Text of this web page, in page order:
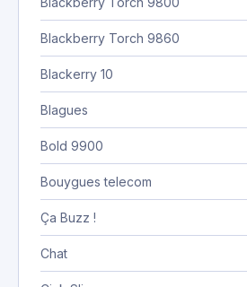
Blackberry Torch 9860
Blackerry 10
Blagues
Bold 9900
Bouygues telecom
Ça Buzz !
Chat